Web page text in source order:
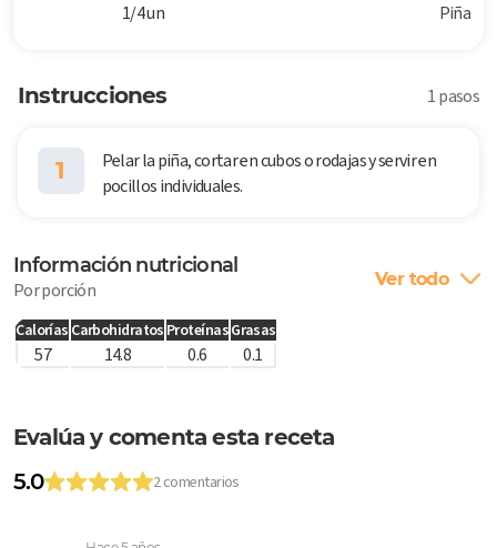
1/4 un Piña
Instrucciones 1 pasos
1
Pelar la piña, cortar en cubos o rodajas y servir en
pocillos individuales.
Información nutricional
Por porción Ver todo
Calorías Carbohidratos ProteínasGrasas
57 14.8 0.6 0.1
Evalúa y comenta esta receta
5.0
2 comentarios